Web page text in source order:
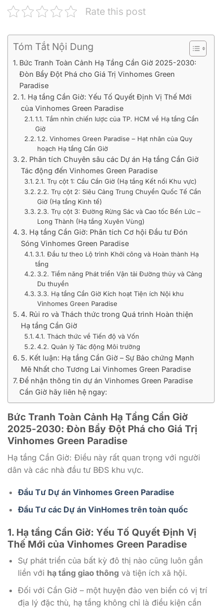
Rate this post
Tóm Tắt Nội Dung
Bức Tranh Toàn Cảnh Hạ Tầng Cần Giờ 2025-2030:
Đòn Bẩy Đột Phá cho Giá Trị Vinhomes Green
Paradise
1. Hạ tầng Cần Giờ: Yếu Tố Quyết Định Vị Thế Mới
của Vinhomes Green Paradise
1.1. Tầm nhìn chiến lược của TP. HCM về Hạ tầng Cần
Giờ
1.2. Vinhomes Green Paradise – Hạt nhân của Quy
hoạch Hạ tầng Cần Giờ
2. Phân tích Chuyên sâu các Dự án Hạ tầng Cần Giờ
Tác động đến Vinhomes Green Paradise
2.1. Trụ cột 1: Cầu Cần Giờ (Hạ tầng Kết nối Khu vực)
2.2. Trụ cột 2: Siêu Cảng Trung Chuyển Quốc Tế Cần
Giờ (Hạ tầng Kinh tế)
2.3. Trụ cột 3: Đường Rừng Sác và Cao tốc Bến Lức –
Long Thành (Hạ tầng Xuyên Vùng)
3. Hạ tầng Cần Giờ: Phân tích Cơ hội Đầu tư Đón
Sóng Vinhomes Green Paradise
3.1. Đầu tư theo Lộ trình Khởi công và Hoàn thành Hạ
tầng
3.2. Tiềm năng Phát triển Vận tải Đường thủy và Cảng
Du thuyền
3.3. Hạ tầng Cần Giờ Kích hoạt Tiện ích Nội khu
Vinhomes Green Paradise
4. Rủi ro và Thách thức trong Quá trình Hoàn thiện
Hạ tầng Cần Giờ
4.1. Thách thức về Tiến độ và Vốn
4.2. Quản lý Tác động Môi trường
5. Kết luận: Hạ tầng Cần Giờ – Sự Bảo chứng Mạnh
Mẽ Nhất cho Tương Lai Vinhomes Green Paradise
Để nhận thông tin dự án Vinhomes Green Paradise
Cần Giờ hãy liên hệ ngay:
Bức Tranh Toàn Cảnh Hạ Tầng Cần Giờ
2025-2030: Đòn Bẩy Đột Phá cho Giá Trị
Vinhomes Green Paradise
Hạ tầng Cần Giờ: Điều này rất quan trọng với người
dân và các nhà đầu tư BĐS khu vực.
Đầu Tư Dự án Vinhomes Green Paradise
Đầu Tư các Dự án VinHomes trên toàn quốc
1. Hạ tầng Cần Giờ: Yếu Tố Quyết Định Vị
Thế Mới của Vinhomes Green Paradise
Sự phát triển của bất kỳ đô thị nào cũng luôn gắn
liền với hạ tầng giao thông và tiện ích xã hội.
Đối với Cần Giờ – một huyện đảo ven biển có vị trí
địa lý đặc thù, hạ tầng không chỉ là điều kiện cần